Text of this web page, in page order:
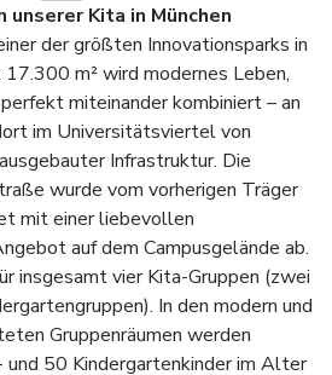
unserer Kita in München
der größten Innovationsparks in
m² wird modernes Leben,
miteinander kombiniert – an
im Universitätsviertel von
Infrastruktur. Die
wurde vom vorherigen Träger
mit einer liebevollen
auf dem Campusgelände ab.
insgesamt vier Kita-Gruppen (zwei
In den modern und
Gruppenräumen werden
50 Kindergartenkinder im Alter